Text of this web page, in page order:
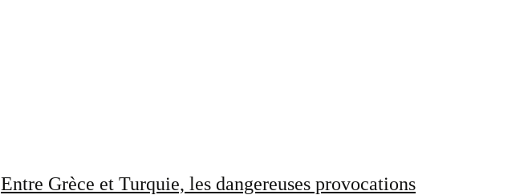
Entre Grèce et Turquie, les dangereuses provocations